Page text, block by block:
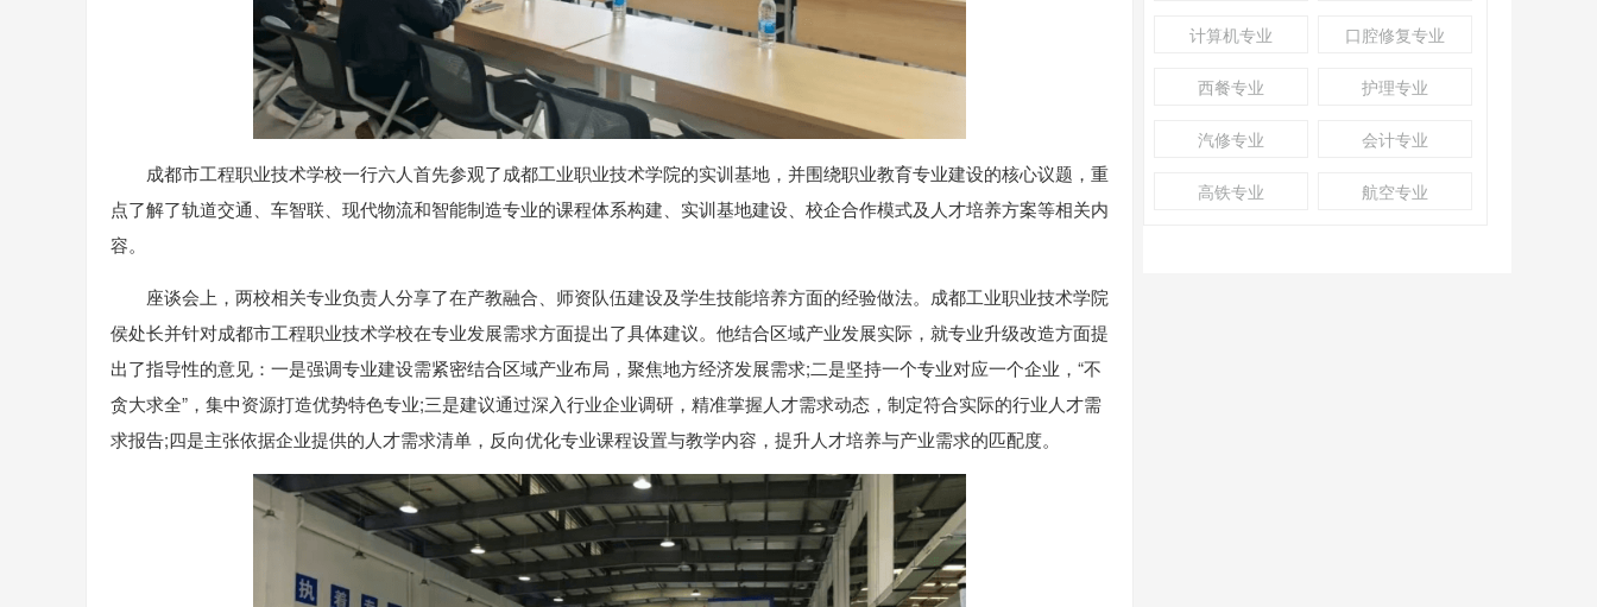
成都市工程职业技术学校一行六人首先参观了成都工业职业技术学院的实训基地，并围绕职业教育专业建设的核心议题，重
点了解了轨道交通、车智联、现代物流和智能制造专业的课程体系构建、实训基地建设、校企合作模式及人才培养方案等相关内
容。
座谈会上，两校相关专业负责人分享了在产教融合、师资队伍建设及学生技能培养方面的经验做法。成都工业职业技术学院
侯处长并针对成都市工程职业技术学校在专业发展需求方面提出了具体建议。他结合区域产业发展实际，就专业升级改造方面提
出了指导性的意见：一是强调专业建设需紧密结合区域产业布局，聚焦地方经济发展需求;二是坚持一个专业对应一个企业，“不
贪大求全”，集中资源打造优势特色专业;三是建议通过深入行业企业调研，精准掌握人才需求动态，制定符合实际的行业人才需
求报告;四是主张依据企业提供的人才需求清单，反向优化专业课程设置与教学内容，提升人才培养与产业需求的匹配度。
计算机专业 口腔修复专业
西餐专业 护理专业
汽修专业 会计专业
高铁专业 航空专业